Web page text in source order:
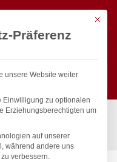
Suchen
für Profis
HENDI, 0,09L, ø63mm
Mit
Präferenz
unsere Website weiter
Einwilligung zu optionalen
Erziehungsberechtigten um
auf unserer
während andere uns
verbessern.